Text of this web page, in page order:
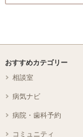
おすすめカテゴリー
相談室
病気ナビ
病院・歯科予約
コミュニティ